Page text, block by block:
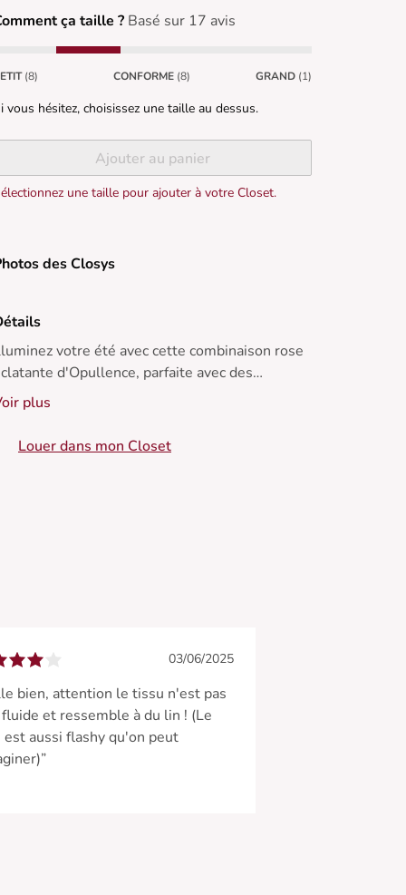
ça taille ? Basé sur 17 avis
(8) CONFORME (8) GRAND (1)
vous hésitez, choisissez une taille au dessus.
Ajouter au panier
une taille pour ajouter à votre Closet.
des Closys
votre été avec cette combinaison rose
d'Opullence, parfaite avec des
à talon et des boucles d'oreilles
chandelier pour un look de déesse moderne.
plus
Louer dans mon Closet
03/06/2025
bien, attention le tissu n'est pas
et ressemble à du lin ! (Le
est aussi flashy qu'on peut